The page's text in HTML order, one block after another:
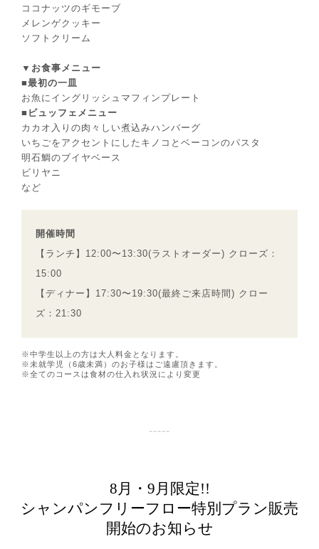
ココナッツのギモーブ
メレンゲクッキー
ソフトクリーム
▼お食事メニュー
■最初の一皿
お⿂にイングリッシュマフィンプレート
■ビュッフェメニュー
カカオ⼊りの⾁々しい煮込みハンバーグ
いちごをアクセントにしたキノコとベーコンのパスタ
明⽯鯛のブイヤベース
ビリヤニ
など
開催時間
【ランチ】12:00〜13:30(ラストオーダー) クローズ：
15:00
【ディナー】17:30〜19:30(最終ご来店時間) クロー
ズ：21:30
※中学生以上の方は大人料金となります。
※未就学児（6歳未満）のお子様はご遠慮頂きます。
※全てのコースは食材の仕入れ状況により変更
8月・9月限定!!
シャンパンフリーフロー特別プラン販売
開始のお知らせ